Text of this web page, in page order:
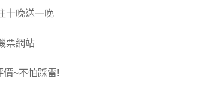
十晚送一晚
票網站
價~不怕踩雷!